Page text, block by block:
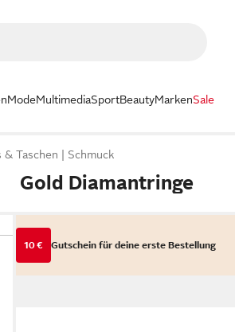
ModeMultimediaSportBeautyMarkenSale
& Taschen Schmuck
Gold Diamantringe
10 € Gutschein für deine erste Bestellung